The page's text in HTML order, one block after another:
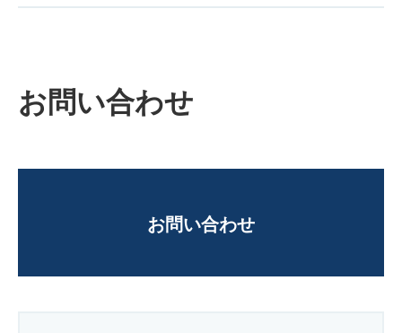
お問い合わせ
お問い合わせ